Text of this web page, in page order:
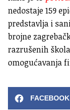
nedostaje 159
predstavlja i
brojne
razrušenih
omogućavanja
FACEBOOK